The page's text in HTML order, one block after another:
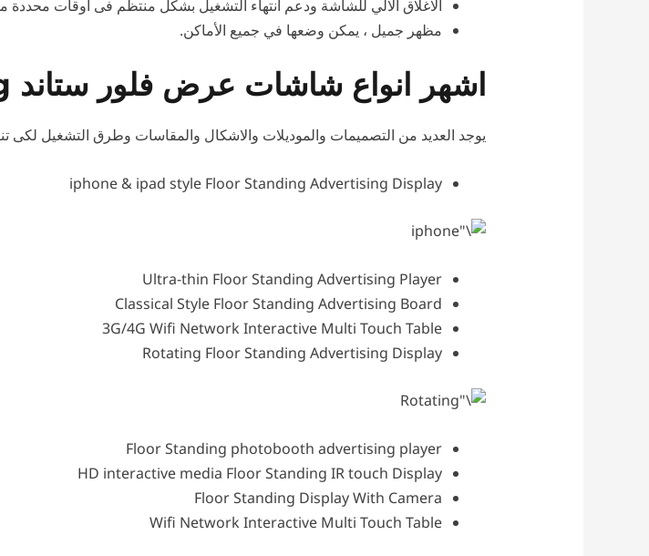
الاغلاق الالي للشاشة ودعم انتهاء التشغيل بشكل منتظم فى أوقات محددة
مظهر جميل ، يمكن وضعها في جميع الأماكن.
اشهر انواع شاشات عرض فلور ستاند Floor Standing
يوجد العديد من التصميمات والموديلات والاشكال والمقاسات وطرق التشغيل لكى
iphone & ipad style Floor Standing Advertising Display
Ultra-thin Floor Standing Advertising Player
Classical Style Floor Standing Advertising Board
3G/4G Wifi Network Interactive Multi Touch Table
Rotating Floor Standing Advertising Display
Floor Standing photobooth advertising player
HD interactive media Floor Standing IR touch Display
Floor Standing Display With Camera
Wifi Network Interactive Multi Touch Table